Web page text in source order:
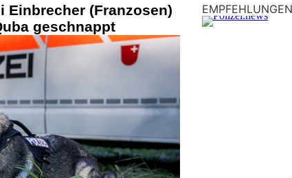
Einbrecher (Franzosen)
geschnappt
EMPFEHLUNGEN